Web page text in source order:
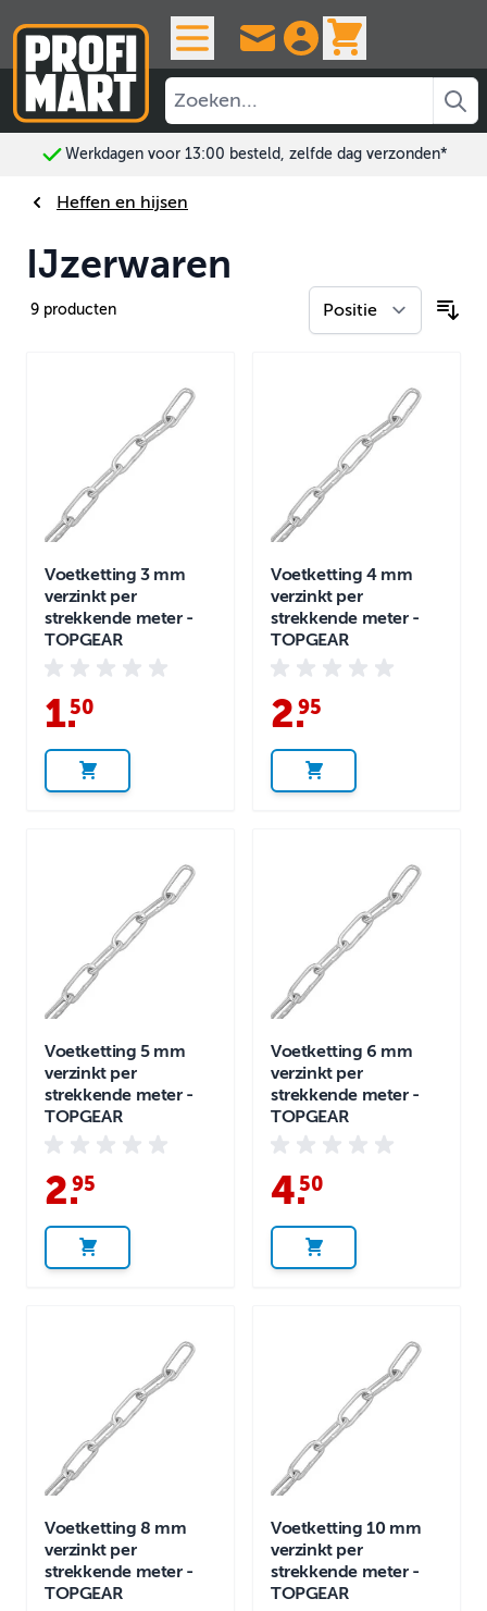
Werkdagen voor 13:00 besteld, zelfde dag verzonden*
Heffen en hijsen
IJzerwaren
9 producten
Voetketting 3 mm
verzinkt per
strekkende meter -
TOPGEAR
1.
50
Voetketting 4 mm
verzinkt per
strekkende meter -
TOPGEAR
2.
95
Voetketting 5 mm
verzinkt per
strekkende meter -
TOPGEAR
2.
95
Voetketting 6 mm
verzinkt per
strekkende meter -
TOPGEAR
4.
50
Voetketting 8 mm
verzinkt per
strekkende meter -
TOPGEAR
Voetketting 10 mm
verzinkt per
strekkende meter -
TOPGEAR